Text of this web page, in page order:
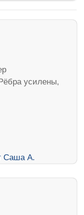
усилены,